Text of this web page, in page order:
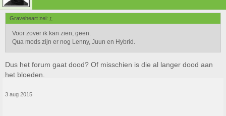
Graveheart zei: ↑
Voor zover ik kan zien, geen.
Qua mods zijn er nog Lenny, Juun en Hybrid.
Dus het forum gaat dood? Of misschien is die al langer dood aan
het bloeden.
3 aug 2015